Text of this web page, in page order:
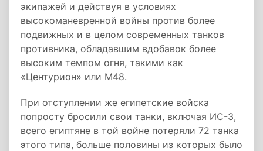
экипажей и действуя в условиях
высокоманевренной войны против более
подвижных и в целом современных танков
противника, обладавшим вдобавок более
высоким темпом огня, такими как
«Центурион» или M48.
При отступлении же египетские войска
попросту бросили свои танки, включая ИС-3,
всего египтяне в той войне потеряли 72 танка
этого типа, больше половины из которых было